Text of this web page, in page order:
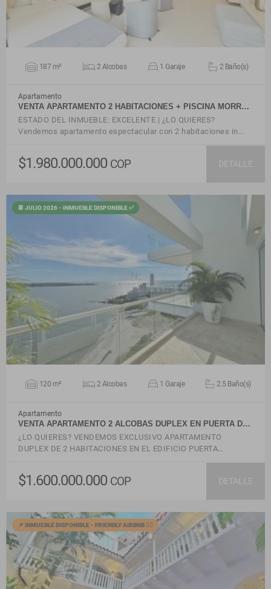
187 m² 2 Alcobas 1 Garaje 2 Baño(s)
Apartamento
VENTA APARTAMENTO 2 HABITACIONES + PISCINA MORR…
ESTADO DEL INMUEBLE: EXCELENTE | ¿LO QUIERES?
Vendemos apartamento espectacular con 2 habitaciones in…
$1.980.000.000 COP DETALLE
📆 JULIO 2026 - INMUEBLE DISPONIBLE ✅
VER DETALLES
120 m² 2 Alcobas 1 Garaje 2.5 Baño(s)
Apartamento
VENTA APARTAMENTO 2 ALCOBAS DUPLEX EN PUERTA D…
¿LO QUIERES? VENDEMOS EXCLUSIVO APARTAMENTO
DUPLEX DE 2 HABITACIONES EN EL EDIFICIO PUERTA…
$1.600.000.000 COP DETALLE
📌 INMUEBLE DISPONIBLE - FRIENDLY AIRBNB 🙋‍♂️